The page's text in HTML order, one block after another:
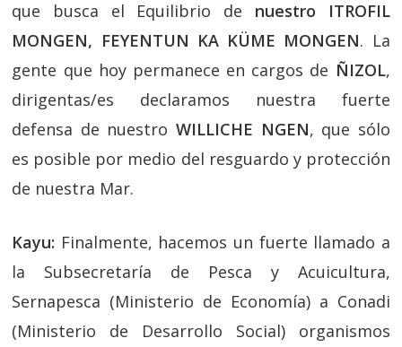
que busca el Equilibrio de nuestro ITROFIL
MONGEN, FEYENTUN KA KÜME MONGEN. La
gente que hoy permanece en cargos de ÑIZOL,
dirigentas/es declaramos nuestra fuerte
defensa de nuestro WILLICHE NGEN, que sólo
es posible por medio del resguardo y protección
de nuestra Mar.
Kayu: Finalmente, hacemos un fuerte llamado a
la Subsecretaría de Pesca y Acuicultura,
Sernapesca (Ministerio de Economía) a Conadi
(Ministerio de Desarrollo Social) organismos